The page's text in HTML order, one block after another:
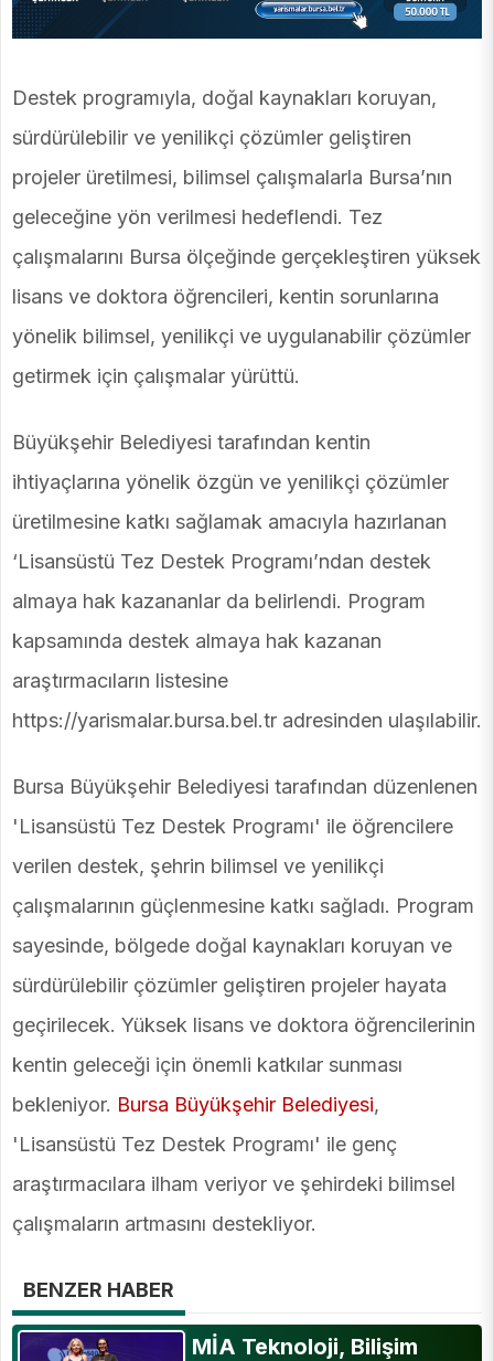
Destek programıyla, doğal kaynakları koruyan,
sürdürülebilir ve yenilikçi çözümler geliştiren
projeler üretilmesi, bilimsel çalışmalarla Bursa’nın
geleceğine yön verilmesi hedeflendi. Tez
çalışmalarını Bursa ölçeğinde gerçekleştiren yüksek
lisans ve doktora öğrencileri, kentin sorunlarına
yönelik bilimsel, yenilikçi ve uygulanabilir çözümler
getirmek için çalışmalar yürüttü.
Büyükşehir Belediyesi tarafından kentin
ihtiyaçlarına yönelik özgün ve yenilikçi çözümler
üretilmesine katkı sağlamak amacıyla hazırlanan
‘Lisansüstü Tez Destek Programı’ndan destek
almaya hak kazananlar da belirlendi. Program
kapsamında destek almaya hak kazanan
araştırmacıların listesine
https://yarismalar.bursa.bel.tr adresinden ulaşılabilir.
Bursa Büyükşehir Belediyesi tarafından düzenlenen
'Lisansüstü Tez Destek Programı' ile öğrencilere
verilen destek, şehrin bilimsel ve yenilikçi
çalışmalarının güçlenmesine katkı sağladı. Program
sayesinde, bölgede doğal kaynakları koruyan ve
sürdürülebilir çözümler geliştiren projeler hayata
geçirilecek. Yüksek lisans ve doktora öğrencilerinin
kentin geleceği için önemli katkılar sunması
bekleniyor. Bursa Büyükşehir Belediyesi,
'Lisansüstü Tez Destek Programı' ile genç
araştırmacılara ilham veriyor ve şehirdeki bilimsel
çalışmaların artmasını destekliyor.
BENZER HABER
MİA Teknoloji, Bilişim